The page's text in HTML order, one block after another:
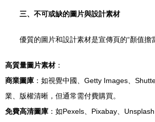
三、不可或缺的圖片與設計素材
優質的圖片和設計素材是宣傳頁的“顏值擔
高質量圖片素材：
商業圖庫 ：如視覺中國、Getty Images、
業、版權清晰，但通常需付費購買。
免費高清圖庫 ：如Pexels、Pixabay、